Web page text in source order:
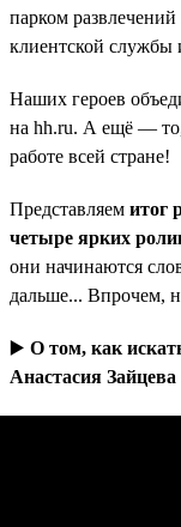
парком
клиентской службы
Наших героев
на hh.ru. А ещё — то,
работе всей стране!
Представляем итог
четыре ярких
они начинаются
дальше... Впрочем,
▶️ О том, как
Анастасия Зайцева